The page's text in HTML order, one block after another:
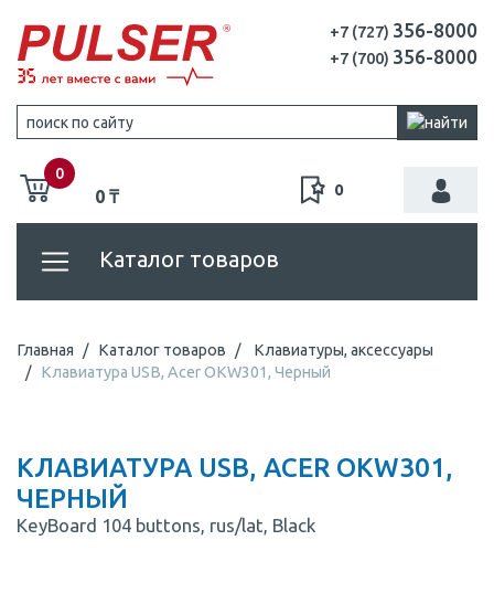
+7 (727) 356-8000
+7 (700) 356-8000
0
0 ₸ 0
Каталог товаров
Главная Каталог товаров
Клавиатуры, аксессуары
Клавиатура USB, Acer OKW301, Черный
КЛАВИАТУРА USB, ACER OKW301,
ЧЕРНЫЙ
KeyBoard 104 buttons, rus/lat, Black